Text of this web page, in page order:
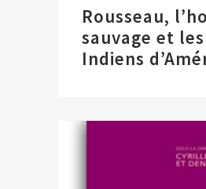
Rousseau,
sauvage et les
Indiens